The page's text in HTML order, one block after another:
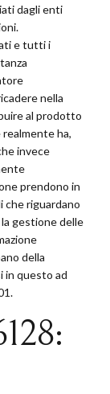
dagli enti
e tutti i
nella
al prodotto
ha,
invece
prendono in
che riguardano
la gestione delle
della
in questo ad